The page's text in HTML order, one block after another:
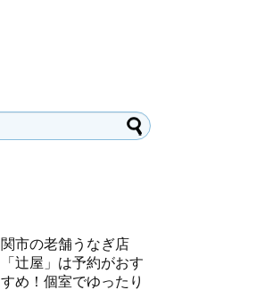
関市の老舗うなぎ店
「辻屋」は予約がおす
すめ！個室でゆったり